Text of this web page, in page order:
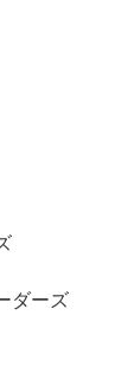
ダーズ